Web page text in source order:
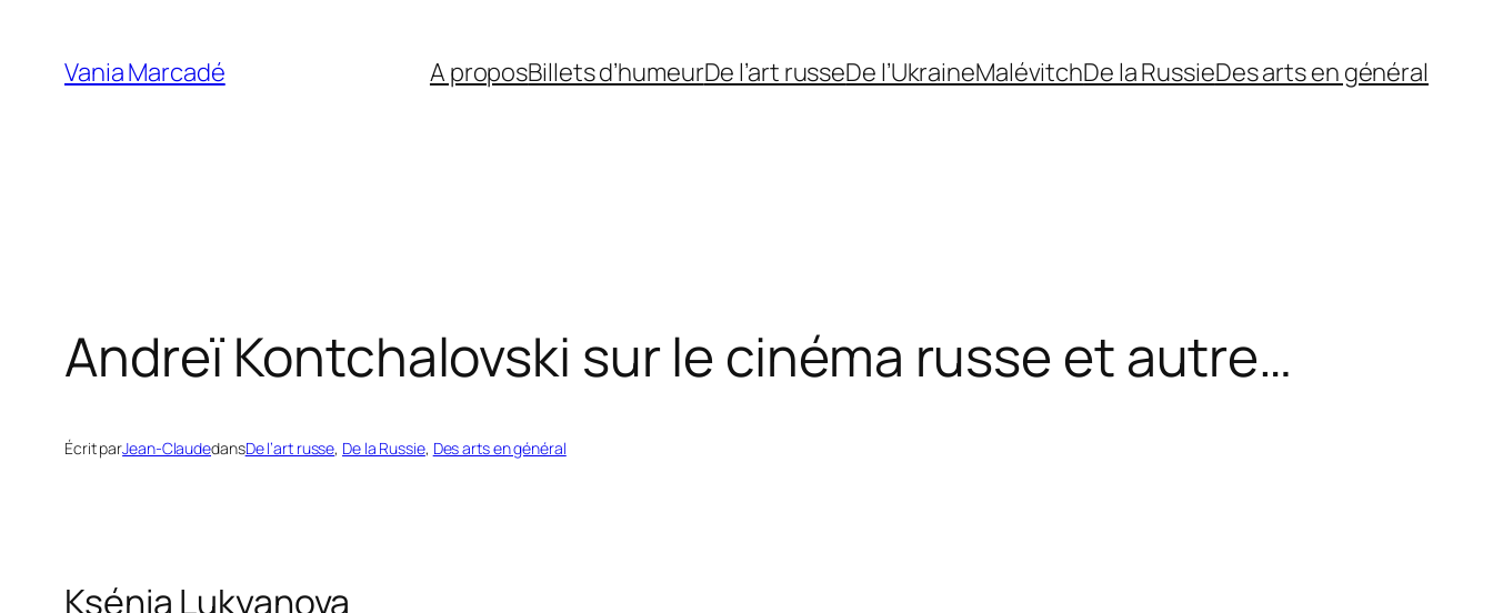
contenu
Vania Marcadé A proposBillets d’humeurDe l’art russeDe l’UkraineMalévitchDe la RussieDes arts en général
Andreï Kontchalovski sur le cinéma russe et autre…
Écrit parJean-ClaudedansDe l’art russe, De la Russie, Des arts en général
Ksénia Lukyanova